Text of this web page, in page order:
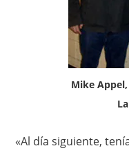
Mike
«Al día siguiente,